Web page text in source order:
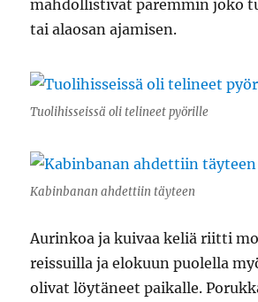
mahdollistivat paremmin joko
tai alaosan ajamisen.
Tuolihisseissä oli telineet pyörille
Kabinbanan ahdettiin täyteen
Aurinkoa ja kuivaa keliä riitti
reissuilla ja elokuun puolella
olivat löytäneet paikalle.